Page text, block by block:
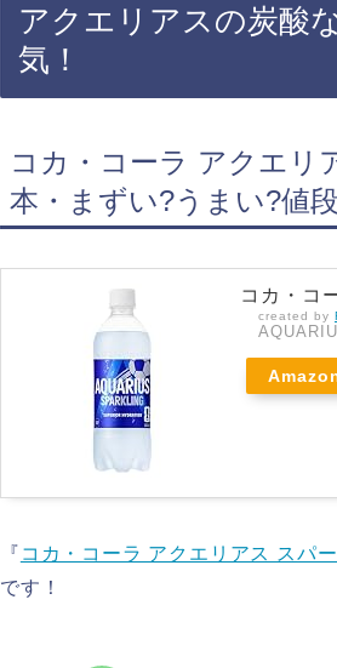
おすすめ3選・口コミでも人
ボトル 500ml…
アクエリアスの炭酸
気！
コカ・コーラ アクエリ
本・まずい?うまい?値
コカ・コ
created by
『 コカ・コーラ アクエリアス スパ
です！